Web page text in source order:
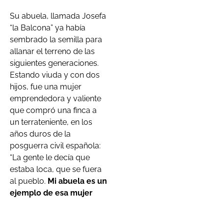
Su abuela, llamada Josefa
“la Balcona” ya había
sembrado la semilla para
allanar el terreno de las
siguientes generaciones.
Estando viuda y con dos
hijos, fue una mujer
emprendedora y valiente
que compró una finca a
un terrateniente, en los
años duros de la
posguerra civil española:
“La gente le decía que
estaba loca, que se fuera
al pueblo. Mi abuela es un
ejemplo de esa mujer